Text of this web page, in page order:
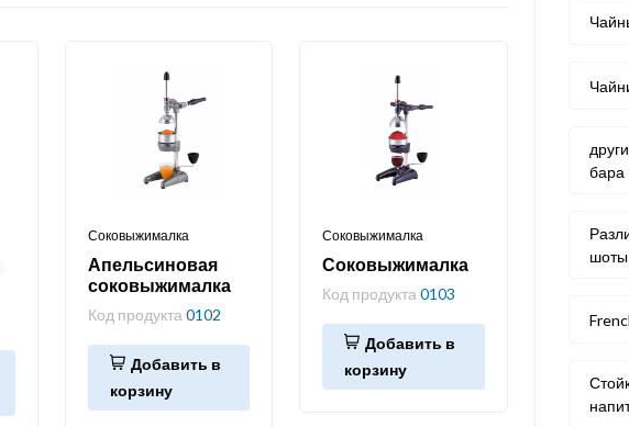
Соковыжималка
Апельсиновая
соковыжималка
Код продукта 0102
Добавить в
корзину
Соковыжималка
Соковыжималка
Код продукта0103
Добавить в
корзину
бара
шоты